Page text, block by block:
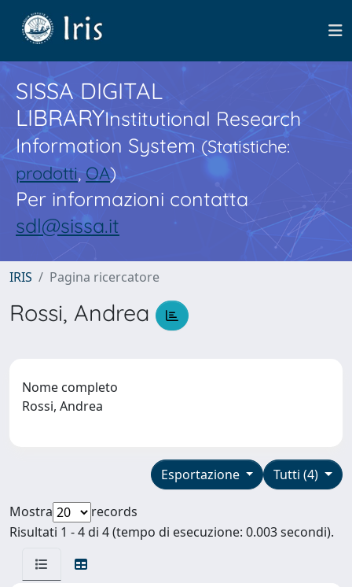
SISSA DIGITAL
LIBRARYInstitutional Research
Information System(Statistiche:
prodotti,OA)
Per informazioni contatta
sdl@sissa.it
IRIS Pagina ricercatore
Rossi, Andrea
Nome completo
Rossi, Andrea
Tutti (4)
Esportazione
Mostra
records
Risultati 1 - 4 di 4 (tempo di esecuzione: 0.003 secondi).